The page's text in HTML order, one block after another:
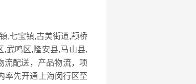
,七宝镇,古美街道,颛桥
,武鸣区,隆安县,马山县,
流配送，产品物流，项
率先开通上海闵行区至